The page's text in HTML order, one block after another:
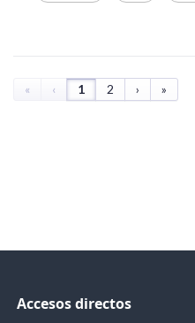
« ‹ 1 2 › »
Accesos directos